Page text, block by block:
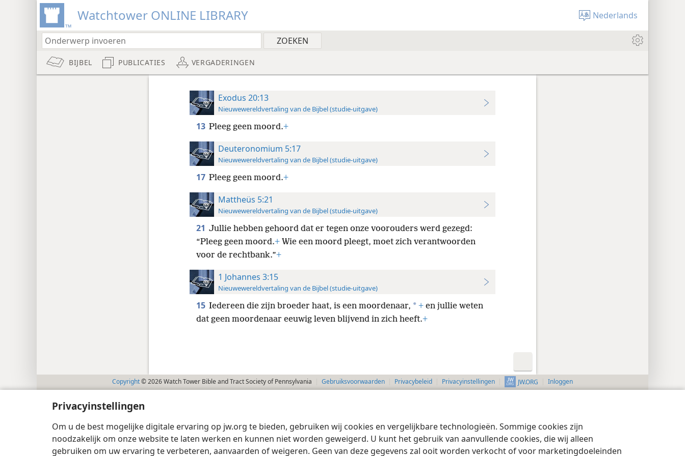
Privacyinstellingen
Om u de best mogelijke digitale ervaring op jw.org te bieden, gebruiken wij cookies en vergelijkbare technologieën. Sommige cookies zijn
noodzakelijk om onze website te laten werken en kunnen niet worden geweigerd. U kunt het gebruik van aanvullende cookies, die wij alleen
gebruiken om uw ervaring te verbeteren, aanvaarden of weigeren. Geen van deze gegevens zal ooit worden verkocht of voor marketingdoeleinden
Watchtower ONLINE LIBRARY Nederlands
BIJBEL PUBLICATIES VERGADERINGEN
Exodus 20:13
Nieuwewereldvertaling van de Bijbel (studie-uitgave)
13 Pleeg geen moord.+
Deuteronomium 5:17
Nieuwewereldvertaling van de Bijbel (studie-uitgave)
17 Pleeg geen moord.+
Mattheüs 5:21
Nieuwewereldvertaling van de Bijbel (studie-uitgave)
21 Jullie hebben gehoord dat er tegen onze voorouders werd gezegd:
“Pleeg geen moord.+Wie een moord pleegt, moet zich verantwoorden
voor de rechtbank.”+
1 Johannes 3:15
Nieuwewereldvertaling van de Bijbel (studie-uitgave)
15 Iedereen die zijn broeder haat, is een moordenaar, * +en jullie weten
dat geen moordenaar eeuwig leven blijvend in zich heeft.+
Copyright© 2026 Watch Tower Bible and Tract Society of Pennsylvania Gebruiksvoorwaarden Privacybeleid Privacyinstellingen JW.ORG Inloggen